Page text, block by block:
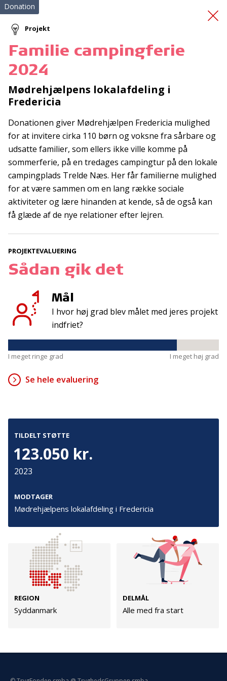
Implementation Matters
Donation
Projekt
Familie campingferie
2024
Mødrehjælpens lokalafdeling i
Fredericia
Donationen giver Mødrehjælpen Fredericia mulighed
for at invitere cirka 110 børn og voksne fra sårbare og
udsatte familier, som ellers ikke ville komme på
sommerferie, på en tredages campingtur på den lokale
campingplads Trelde Næs. Her får familierne mulighed
for at være sammen om en lang række sociale
aktiviteter og lære hinanden at kende, så de også kan
få glæde af de nye relationer efter lejren.
PROJEKTEVALUERING
Sådan gik det
Mål
I hvor høj grad blev målet med jeres projekt
indfriet?
I meget ringe grad I meget høj grad
Se hele evaluering
TILDELT STØTTE
123.050 kr.
2023
MODTAGER
Mødrehjælpens lokalafdeling i Fredericia
REGION
Syddanmark
DELMÅL
Alle med fra start
Tilmeld nyhedsbrev
De seneste nyheder om TrygFondens og TryghedsGruppens
aktiviteter direkte i din indbakke.
Tilmeld
Kontakt
TrygFonden
45 26 08 00
info@trygfonden.dk
TryghedsGruppen
T:45 26 08 26
info@tryghedsgruppen.dk
Vis vej hertil
Persondata
Vilkår
Følg os
TryghedsGruppen
Facebook LinkedIn
TrygFonden